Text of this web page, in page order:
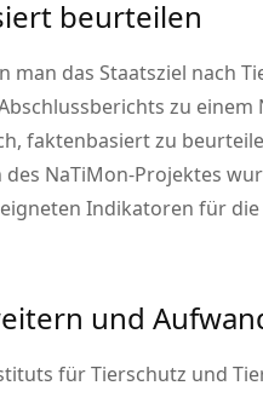
beurteilen
man das Staatsziel nach
zu
faktenbasiert zu
NaTiMon-Projektes
Indikatoren für
und
für Tierschutz und